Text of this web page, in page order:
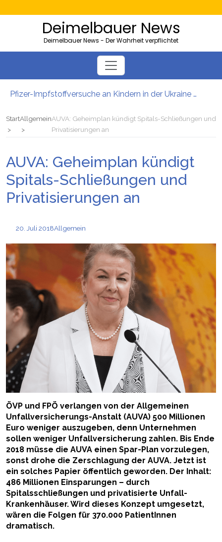
Deimelbauer News
Deimelbauer News - Der Wahrheit verpflichtet
Pfizer-Impfstoffversuche an Kindern in der Ukraine mit hohen Sterblichkeitsraten
AMS-Zahlen steigen: So viele Kärntner und Steirer sind Opfer von Firmenpleiten
StartAllgemeinAUVA: Geheimplan kündigt Spitals-Schließungen und
Privatisierungen an
AUVA: Geheimplan kündigt
Spitals-Schließungen und
Privatisierungen an
20. Juli 2018Allgemein
ÖVP und FPÖ verlangen von der Allgemeinen
Unfallversicherungs-Anstalt (AUVA) 500 Millionen
Euro weniger auszugeben, denn Unternehmen
sollen weniger Unfallversicherung zahlen. Bis Ende
2018 müsse die AUVA einen Spar-Plan vorzulegen,
sonst drohe die Zerschlagung der AUVA. Jetzt ist
ein solches Papier öffentlich geworden. Der Inhalt:
486 Millionen Einsparungen – durch
Spitalsschließungen und privatisierte Unfall-
Krankenhäuser. Wird dieses Konzept umgesetzt,
wären die Folgen für 370.000 PatientInnen
dramatisch.